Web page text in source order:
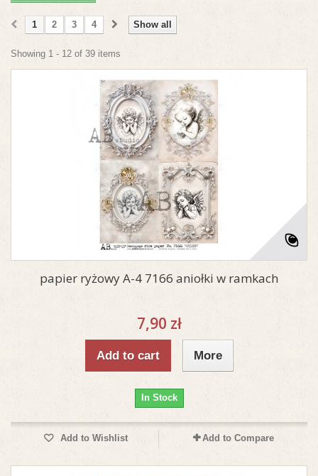
Show all
1 2 3 4
Showing 1 - 12 of 39 items
papier ryżowy A-4 7166 aniołki w ramkach
7,90 zł
Add to cart More
In Stock
Add to Wishlist Add to Compare